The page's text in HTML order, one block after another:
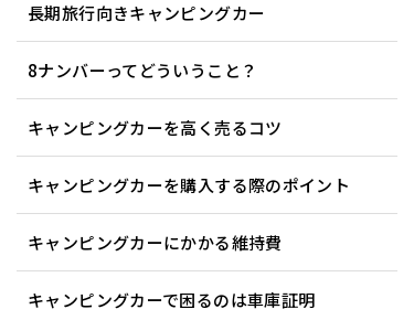
長期旅行向きキャンピングカー
8ナンバーってどういうこと？
キャンピングカーを高く売るコツ
キャンピングカーを購入する際のポイント
キャンピングカーにかかる維持費
キャンピングカーで困るのは車庫証明